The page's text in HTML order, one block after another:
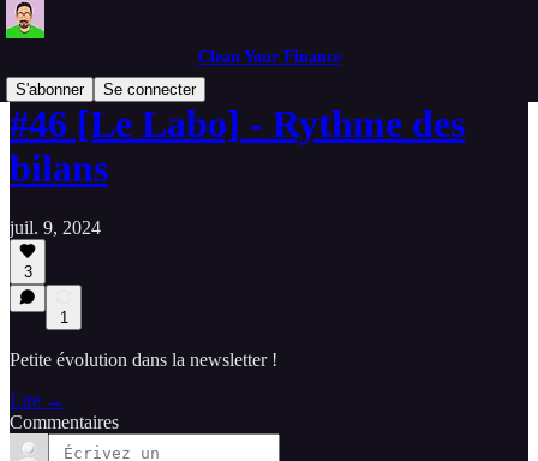
Clean Your Finance
S'abonner
Se connecter
#46 [Le Labo] - Rythme des
bilans
juil. 9, 2024
3
1
Petite évolution dans la newsletter !
Lire →
Commentaires